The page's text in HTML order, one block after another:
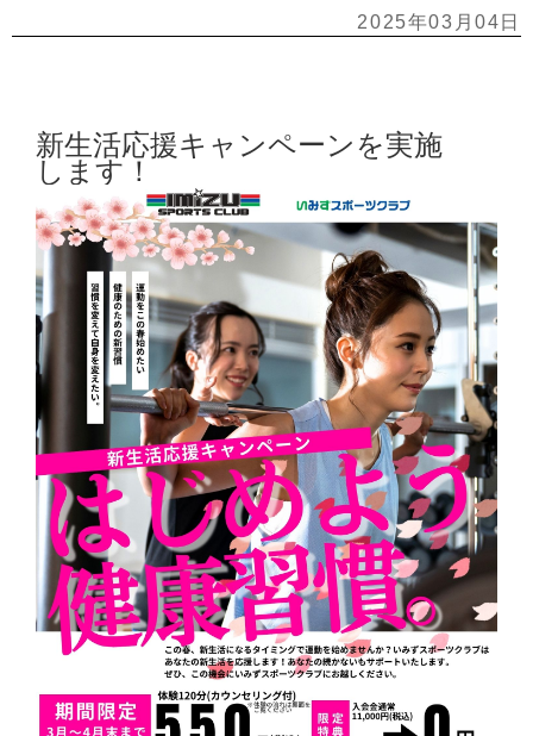
2025年03月04日
新生活応援キャンペーンを実施
します！